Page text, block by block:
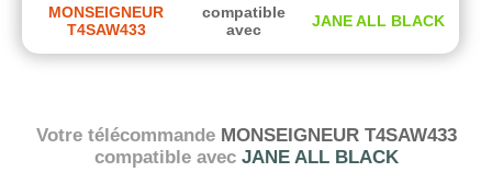
MONSEIGNEUR
T4SAW433
compatible
avec
JANE ALL BLACK
Votre télécommande MONSEIGNEUR T4SAW433
compatible avec JANE ALL BLACK